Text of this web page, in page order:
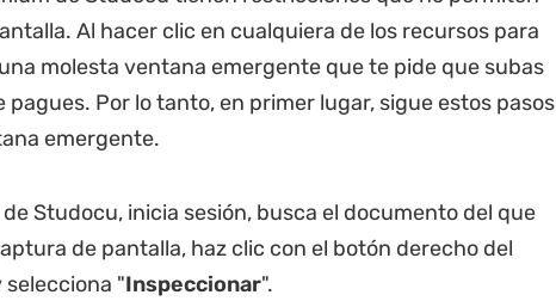
Al hacer clic en cualquiera de los recursos para
molesta ventana emergente que te pide que subas
Por lo tanto, en primer lugar, sigue estos pasos
emergente.
Studocu, inicia sesión, busca el documento del que
de pantalla, haz clic con el botón derecho del
selecciona "Inspeccionar".